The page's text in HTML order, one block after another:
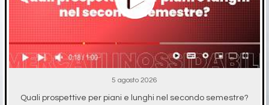
5 agosto 2026
Quali prospettive per piani e lunghi nel secondo semestre?